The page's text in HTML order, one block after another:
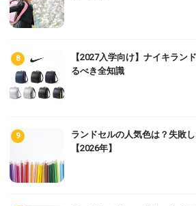
【2027入学向け】ナイキラン
るべき全知識
ランドセルの人気色は？失敗
【2026年】